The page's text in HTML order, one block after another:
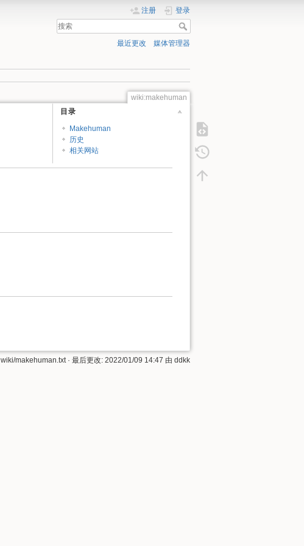
注册 登录
最近更改 媒体管理器
wiki:makehuman
目录
Makehuman
历史
相关网站
wiki/makehuman.txt · 最后更改: 2022/01/09 14:47 由 ddkk